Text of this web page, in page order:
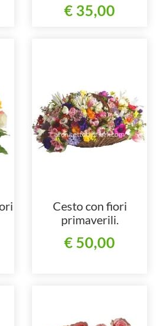
€ 35,00
Cesto con fiori
primaverili.
€ 50,00